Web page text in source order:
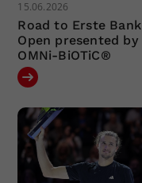
15.06.2026
Road to Erste Bank
Open presented by
OMNi-BiOTiC®